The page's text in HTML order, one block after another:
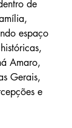
de
espaço
Amaro,
Gerais,
e